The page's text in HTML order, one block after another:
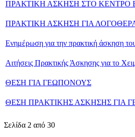
ΠΡΑΚΤΙΚΗ ΑΣΚΗΣΗ ΣΤΟ ΚΕΝΤΡΟ
ΠΡΑΚΤΙΚΗ ΑΣΚΗΣΗ ΓΙΑ
Ενημέρωση για την πρακτική άσκηση
Αιτήσεις Πρακτικής Άσκησης για το
ΘΕΣΗ ΓΙΑ ΓΕΩΠΟΝΟΥΣ
ΘΕΣΗ ΠΡΑΚΤΙΚΗΣ ΑΣΚΗΣΗΣ ΓΙΑ
Σελίδα 2 από 30